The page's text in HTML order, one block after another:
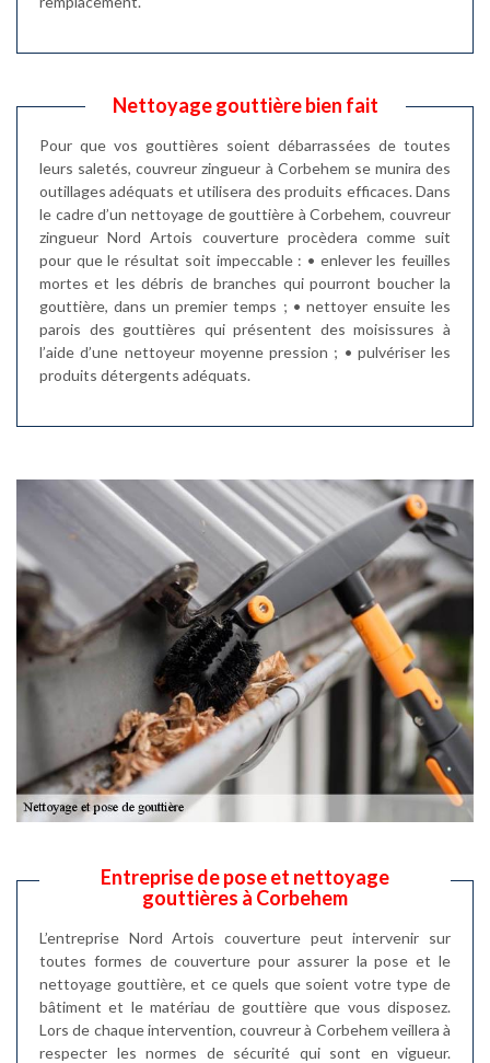
Nettoyage gouttière bien fait
Pour que vos gouttières soient débarrassées de toutes
leurs saletés, couvreur zingueur à Corbehem se munira des
outillages adéquats et utilisera des produits efficaces. Dans
le cadre d’un nettoyage de gouttière à Corbehem, couvreur
zingueur Nord Artois couverture procèdera comme suit
pour que le résultat soit impeccable : • enlever les feuilles
mortes et les débris de branches qui pourront boucher la
gouttière, dans un premier temps ; • nettoyer ensuite les
parois des gouttières qui présentent des moisissures à
l’aide d’une nettoyeur moyenne pression ; • pulvériser les
produits détergents adéquats.
Entreprise de pose et nettoyage
gouttières à Corbehem
L’entreprise Nord Artois couverture peut intervenir sur
toutes formes de couverture pour assurer la pose et le
nettoyage gouttière, et ce quels que soient votre type de
bâtiment et le matériau de gouttière que vous disposez.
Lors de chaque intervention, couvreur à Corbehem veillera à
respecter les normes de sécurité qui sont en vigueur.